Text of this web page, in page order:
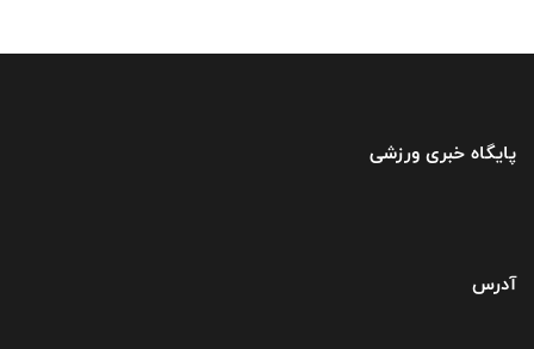
پایگاه خبری ورزشی
آدرس